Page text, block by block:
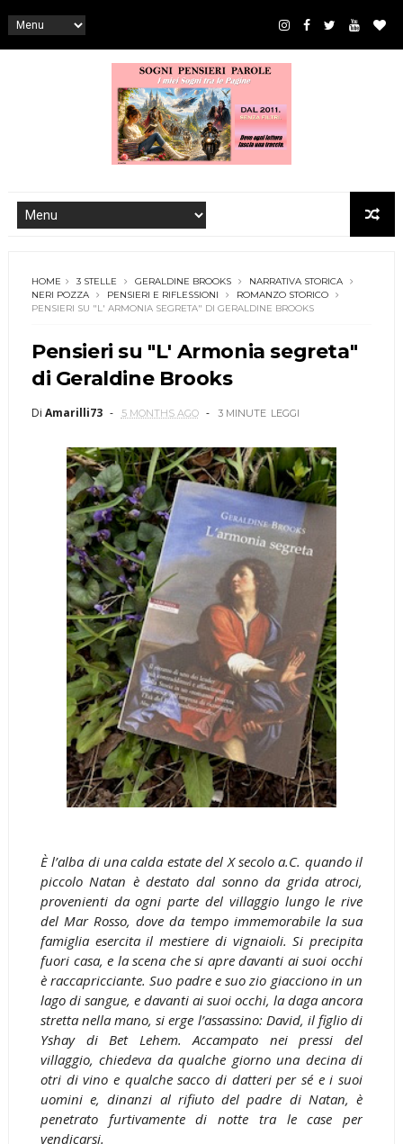
HOME 3 STELLE GERALDINE BROOKS
NARRATIVA STORICA
NERI POZZA
PENSIERI E RIFLESSIONI
ROMANZO STORICO
PENSIERI SU "L' ARMONIA SEGRETA" DI GERALDINE BROOKS
Pensieri su "L' Armonia segreta"
di Geraldine Brooks
Di Amarilli73 5 MONTHS AGO 3 MINUTE LEGGI
È l’alba di una calda estate del X secolo a.C. quando il
piccolo Natan è destato dal sonno da grida atroci,
provenienti da ogni parte del villaggio lungo le rive
del Mar Rosso, dove da tempo immemorabile la sua
famiglia esercita il mestiere di vignaioli. Si precipita
fuori casa, e la scena che si apre davanti ai suoi occhi
è raccapricciante. Suo padre e suo zio giacciono in un
lago di sangue, e davanti ai suoi occhi, la daga ancora
stretta nella mano, si erge l’assassino: David, il figlio di
Yshay di Bet Lehem. Accampato nei pressi del
villaggio, chiedeva da qualche giorno una decina di
otri di vino e qualche sacco di datteri per sé e i suoi
uomini e, dinanzi al rifiuto del padre di Natan, è
penetrato furtivamente di notte tra le case per
vendicarsi.